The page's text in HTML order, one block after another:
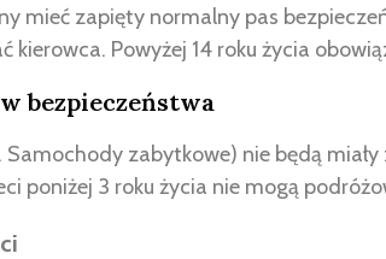
mieć zapięty normalny pas
kierowca. Powyżej 14 roku życia
bezpieczeństwa
Samochody zabytkowe) nie będą
poniżej 3 roku życia nie mogą